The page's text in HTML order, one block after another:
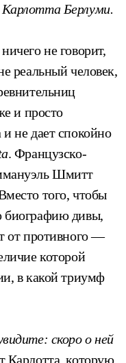
Карлотта Берлуми.
не говорит,
реальный человек,
и просто
не дает спокойно
. Французско-
Шмитт
того, чтобы
биографию дивы,
от противного —
которой
в какой триумф
скоро о ней
Карлотта, которую